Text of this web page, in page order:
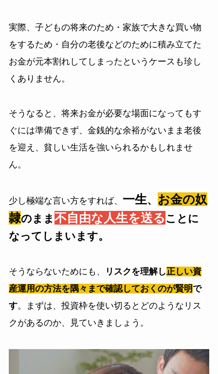
実際、子どもの将来のため・家族で大きな買い物
をするため・自分の老後などのために積み立てた
お金が元本割れしてしまったというケースも珍し
くありません。
そうなると、将来お金が必要な場面になってもす
ぐには準備できず、金銭的な余裕がないまま老後
を迎え、貧しい生活を強いられるかもしれませ
ん。
少し極端な言い方をすれば、 一生、 お金の奴
隷のまま不自由な人生を送る ことに
なってしまいます。
そうならないためにも、 リスクを理解し正しい資
産運用の方法を隅々まで確認しておくのが賢明 で
す。まずは、投資枠を使い切るとどのようなリス
クがあるのか、見ていきましょう。